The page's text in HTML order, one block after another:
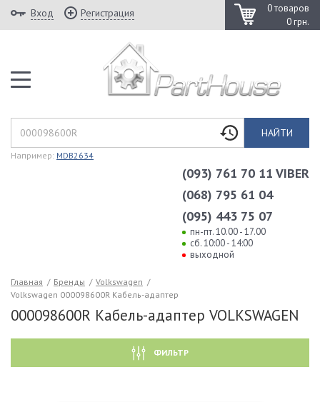
0 товаров
0 грн.
Вход Регистрация
НАЙТИ
Например: MDB2634
(093) 761 70 11 VIBER
(068) 795 61 04
(095) 443 75 07
пн-пт. 10.00 - 17.00
сб. 10:00 - 14:00
выходной
Главная / Бренды / Volkswagen /
Volkswagen 000098600R Кабель-адаптер
000098600R Кабель-адаптер VOLKSWAGEN
ФИЛЬТР